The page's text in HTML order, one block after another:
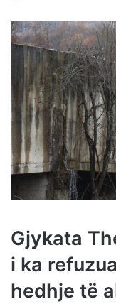
Gjykata
i ka
hedhje të